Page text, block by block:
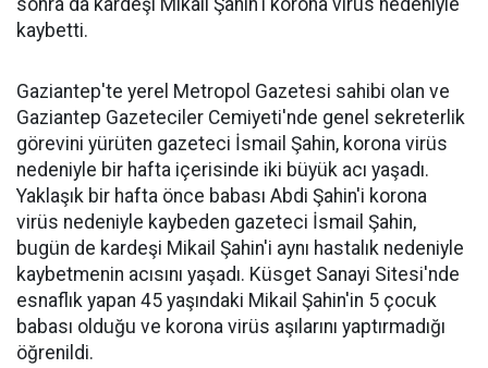
sonra da kardeşi Mikail Şahin'i korona virüs nedeniyle
kaybetti.
Gaziantep'te yerel Metropol Gazetesi sahibi olan ve
Gaziantep Gazeteciler Cemiyeti'nde genel sekreterlik
görevini yürüten gazeteci İsmail Şahin, korona virüs
nedeniyle bir hafta içerisinde iki büyük acı yaşadı.
Yaklaşık bir hafta önce babası Abdi Şahin'i korona
virüs nedeniyle kaybeden gazeteci İsmail Şahin,
bugün de kardeşi Mikail Şahin'i aynı hastalık nedeniyle
kaybetmenin acısını yaşadı. Küsget Sanayi Sitesi'nde
esnaflık yapan 45 yaşındaki Mikail Şahin'in 5 çocuk
babası olduğu ve korona virüs aşılarını yaptırmadığı
öğrenildi.